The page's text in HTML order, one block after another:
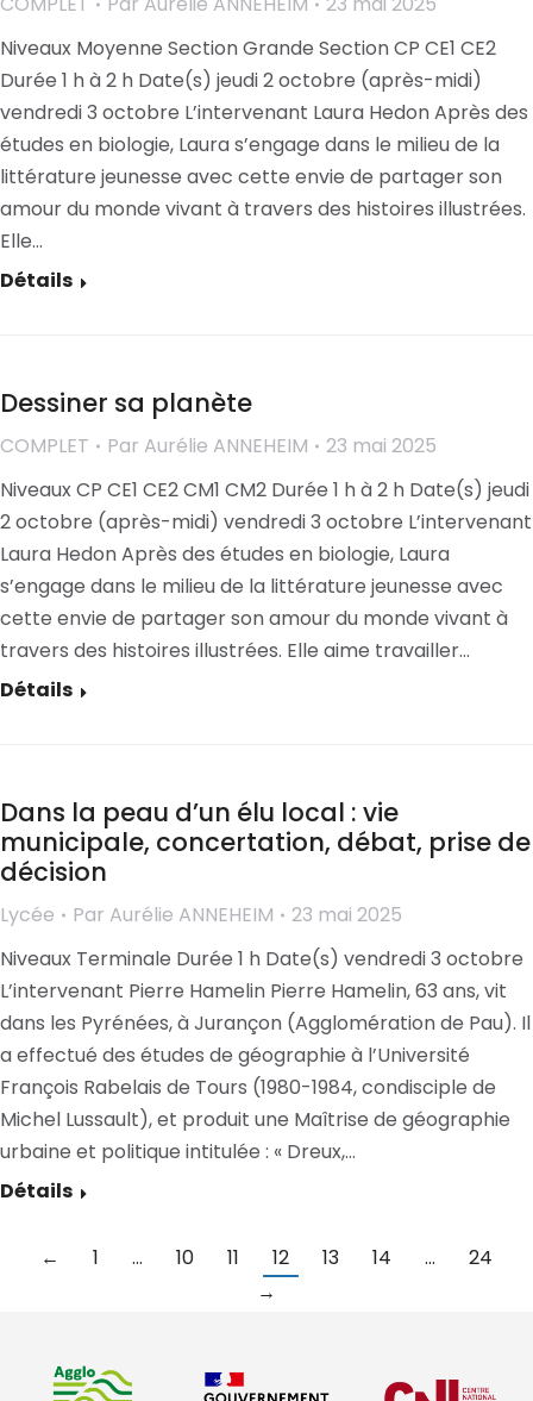
Niveaux Moyenne Section Grande Section CP CE1 CE2
Durée 1 h à 2 h Date(s) jeudi 2 octobre (après-midi)
vendredi 3 octobre L’intervenant Laura Hedon Après des
études en biologie, Laura s’engage dans le milieu de la
littérature jeunesse avec cette envie de partager son
amour du monde vivant à travers des histoires illustrées.
Elle…
Détails
Dessiner sa planète
COMPLET Par Aurélie ANNEHEIM
23 mai 2025
Niveaux CP CE1 CE2 CM1 CM2 Durée 1 h à 2 h Date(s) jeudi
2 octobre (après-midi) vendredi 3 octobre L’intervenant
Laura Hedon Après des études en biologie, Laura
s’engage dans le milieu de la littérature jeunesse avec
cette envie de partager son amour du monde vivant à
travers des histoires illustrées. Elle aime travailler…
Détails
Dans la peau d’un élu local : vie
municipale, concertation, débat, prise de
décision
Lycée Par Aurélie ANNEHEIM
23 mai 2025
Niveaux Terminale Durée 1 h Date(s) vendredi 3 octobre
L’intervenant Pierre Hamelin Pierre Hamelin, 63 ans, vit
dans les Pyrénées, à Jurançon (Agglomération de Pau). Il
a effectué des études de géographie à l’Université
François Rabelais de Tours (1980-1984, condisciple de
Michel Lussault), et produit une Maîtrise de géographie
urbaine et politique intitulée : « Dreux,…
Détails
← 1 … 10 11 12 13 14 …
24
→